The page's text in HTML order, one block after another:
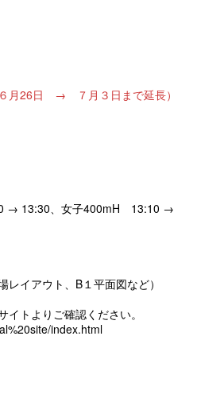
月26日 → ７月３日まで延長）
→ 13:30、女子400mH 13:10 →
レイアウト、B１平面図など）
トよりご確認ください。
index.html